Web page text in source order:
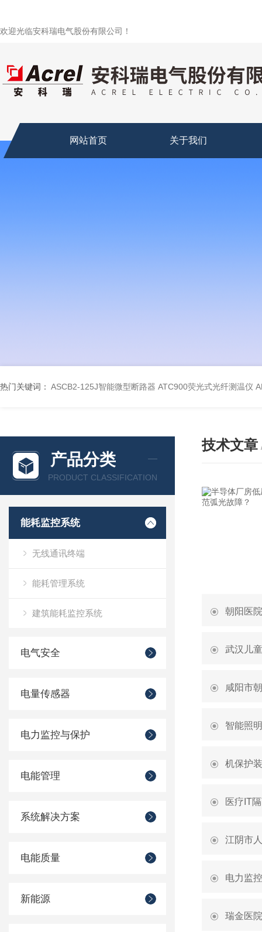
欢迎光临安科瑞电气股份有限公司！
网站首页 关于我们
热门关键词： ASCB2-125J智能微型断路器 ATC900荧光式光纤测温仪
产品分类
PRODUCT CLASSIFICATION
能耗监控系统
无线通讯终端
能耗管理系统
建筑能耗监控系统
电气安全
电量传感器
电力监控与保护
电能管理
系统解决方案
电能质量
新能源
技术文章
朝阳医
武汉儿
咸阳市
智能照
机保护
医疗IT
江阴市
电力监
瑞金医